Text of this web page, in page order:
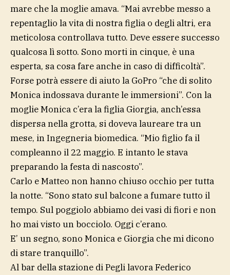
mare che la moglie amava. “Mai avrebbe messo a
repentaglio la vita di nostra figlia o degli altri, era
meticolosa controllava tutto. Deve essere successo
qualcosa lì sotto. Sono morti in cinque, è una
esperta, sa cosa fare anche in caso di difficoltà”.
Forse potrà essere di aiuto la GoPro “che di solito
Monica indossava durante le immersioni”. Con la
moglie Monica c’era la figlia Giorgia, anch’essa
dispersa nella grotta, si doveva laureare tra un
mese, in Ingegneria biomedica. “Mio figlio fa il
compleanno il 22 maggio. E intanto le stava
preparando la festa di nascosto”.
Carlo e Matteo non hanno chiuso occhio per tutta
la notte. “Sono stato sul balcone a fumare tutto il
tempo. Sul poggiolo abbiamo dei vasi di fiori e non
ho mai visto un bocciolo. Oggi c’erano.
E’ un segno, sono Monica e Giorgia che mi dicono
di stare tranquillo”.
Al bar della stazione di Pegli lavora Federico